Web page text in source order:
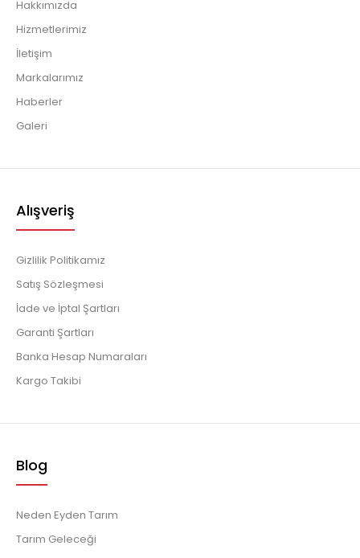
Hakkımızda
Hizmetlerimiz
İletişim
Markalarımız
Haberler
Galeri
Alışveriş
Gizlilik Politikamız
Satış Sözleşmesi
İade ve İptal Şartları
Garanti Şartları
Banka Hesap Numaraları
Kargo Takibi
Blog
Neden Eyden Tarım
Tarım Geleceği